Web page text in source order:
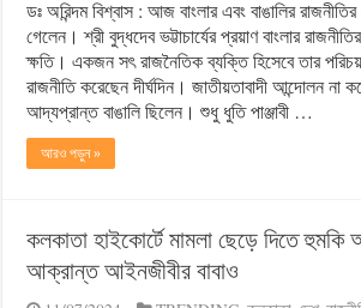
ডঃ অরিন্দম বিশ্বাস : আজ বাংলার এবং বাঙালির
গেলেন। শ্রী বুদ্ধদেব ভট্টাচার্যের প্রয়াণ বাংলার
ক্ষতি। একজন সৎ রাজনৈতিক ব্যক্তি হিসেবে তার পরিচয়
রাজনীতি করেছেন দীর্ঘদিন। জাতীয়তাবাদী আন্দোলন না
আদ্যপ্রান্ত বাঙালি ছিলেন। শুধু ধুতি পাঞ্জাবী …
আরও পড়ুন »
কলকাতা হাইকোর্টে মামলা ছেড়ে দিতে
আক্রান্ত আইনজীবীর বাবাও